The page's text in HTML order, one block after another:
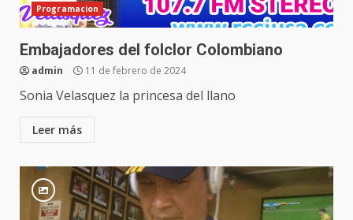
Programacion
Embajadores del folclor Colombiano
admin 11 de febrero de 2024
Sonia Velasquez la princesa del llano
Leer más